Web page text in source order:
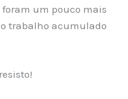
foram um pouco mais
trabalho acumulado